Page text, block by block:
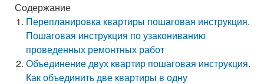
Содержание
Перепланировка квартиры пошаговая инструкция.
Пошаговая инструкция по узакониванию
проведенных ремонтных работ
Объединение двух квартир пошаговая инструкция.
Как объединить две квартиры в одну